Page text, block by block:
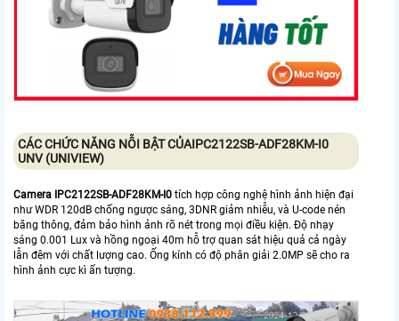
CÁC CHỨC NĂNG NỖI BẬT CỦAIPC2122SB-ADF28KM-I0
UNV (UNIVIEW)
Camera IPC2122SB-ADF28KM-I0 tích hợp công nghệ hình ảnh hiện đại
như WDR 120dB chống ngược sáng, 3DNR giảm nhiễu, và U-code nén
băng thông, đảm bảo hình ảnh rõ nét trong mọi điều kiện. Độ nhạy
sáng 0.001 Lux và hồng ngoại 40m hỗ trợ quan sát hiệu quả cả ngày
lẫn đêm với chất lượng cao. Ống kính có độ phân giải 2.0MP sẽ cho ra
hình ảnh cực kì ấn tượng.